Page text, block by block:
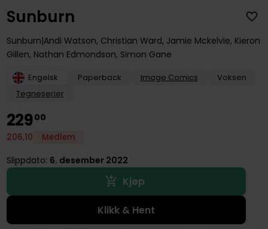
Sunburn
Sunburn Andi Watson, Christian Ward, Jamie Mckelvie, Kieron
Gillen, Nathan Edmondson, Simon Gane
Engelsk Paperback Image Comics
Voksen
Tegneserier
22900
206,10 Medlem
Slippdato: 6. desember 2022
Kjøp
Klikk & Hent